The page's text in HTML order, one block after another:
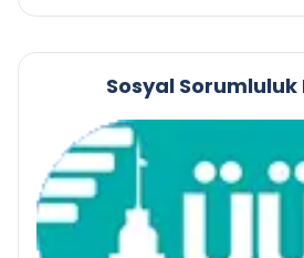
Sosyal